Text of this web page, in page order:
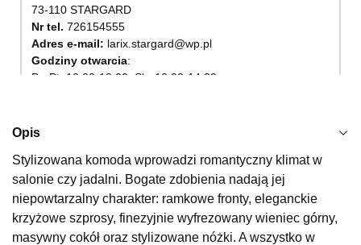
73-110 STARGARD
Nr tel. 726154555
Adres e-mail: larix.stargard@wp.pl
Godziny otwarcia
Pn-Pt: 10:00-18:00, Sb: 10:00-14:00
Wybierz
SALON MEBLOWY KUBUŚ
Salon meblowy
Opis
Stylizowana komoda wprowadzi romantyczny klimat w
salonie czy jadalni. Bogate zdobienia nadają jej
niepowtarzalny charakter: ramkowe fronty, eleganckie
krzyżowe szprosy, finezyjnie wyfrezowany wieniec górny,
masywny cokół oraz stylizowane nóżki. A wszystko w